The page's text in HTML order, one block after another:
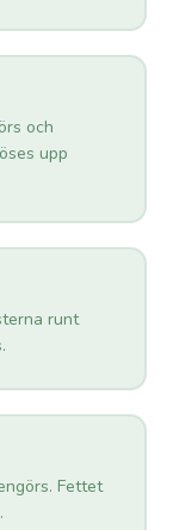
och
upp
runt
Fettet